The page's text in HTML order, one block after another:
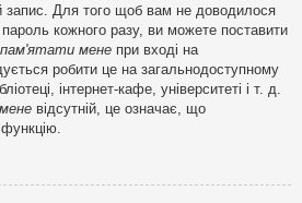
запис. Для того щоб вам не доводилося
пароль кожного разу, ви можете поставити
мене при вході на
робити це на загальнодоступному
інтернет-кафе, університеті і т. д.
відсутній, це означає, що